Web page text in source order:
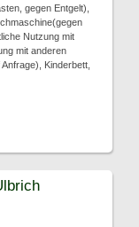
gegen Entgelt),
Nutzung mit
mit anderen
Kinderbett,